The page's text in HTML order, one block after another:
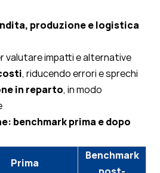
produzione e logistica
valutare impatti e alternative
, riducendo errori e sprechi
in reparto, in modo
benchmark prima e dopo
Prima
Benchmark